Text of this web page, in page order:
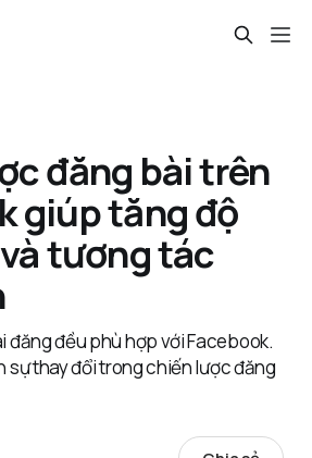
đăng bài trên
giúp tăng độ
tương tác
đăng đều phù hợp với Facebook.
sự thay đổi trong chiến lược đăng